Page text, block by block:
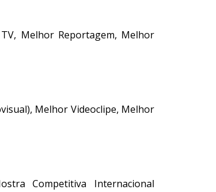
Melhor Reportagem, Melhor
Melhor Videoclipe, Melhor
Competitiva Internacional